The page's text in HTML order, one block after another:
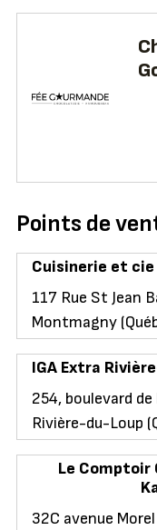
Points de
Cuisinerie et cie
117 Rue St Jean
Montmagny
IGA Extra
254, boulevard
Rivière-du-Loup
Le Comptoir
32C avenue Morel